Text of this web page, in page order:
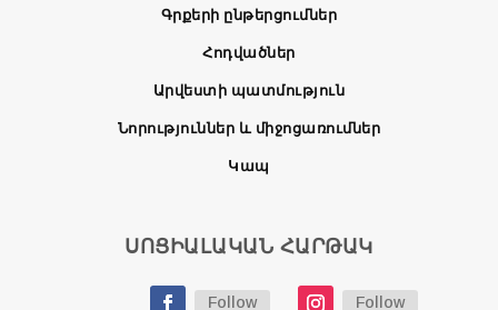
Գրքերի ընթերցումներ
Հոդվածներ
Արվեստի պատմություն
Նորություններ և միջոցառումներ
Կապ
ՍՈՑԻԱԼԱԿԱՆ ՀԱՐԹԱԿ
Follow Follow